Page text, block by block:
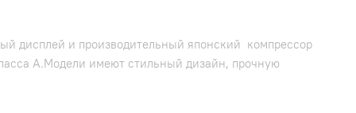
дисплей и производительный японский компрессор
А.Модели имеют стильный дизайн, прочную